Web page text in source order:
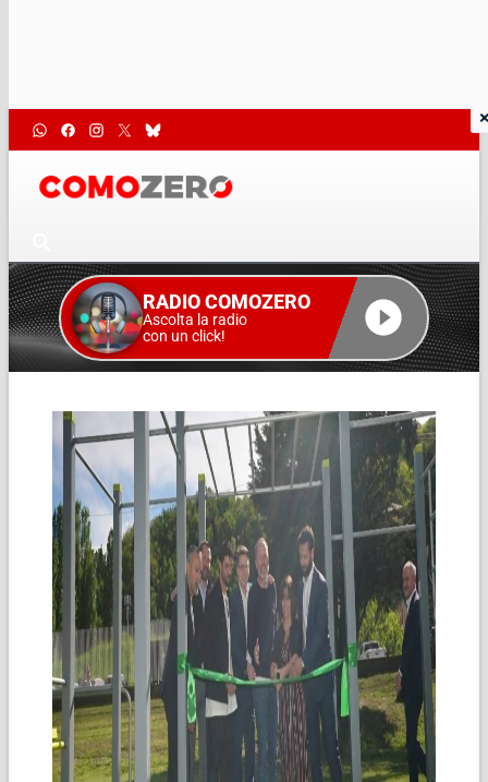
RADIO COMOZERO
Ascolta la radio
con un click!